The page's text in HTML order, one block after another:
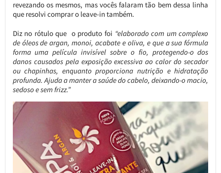
revezando os mesmos, mas vocês falaram tão bem dessa linha
que resolvi comprar o leave-in também.
Diz no rótulo que o produto foi “elaborado com um complexo
de óleos de argan, monoi, acabate e oliva, e que a sua fórmula
forma uma película invisível sobre o fio, protegendo-o dos
danos causados pela exposição excessiva ao calor do secador
ou chapinhas, enquanto proporciona nutrição e hidratação
profunda. Ajuda a manter a saúde do cabelo, deixando-o macio,
sedoso e sem frizz.”